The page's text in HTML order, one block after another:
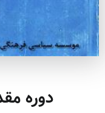
دوره